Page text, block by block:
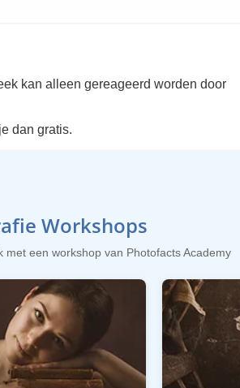
kan alleen gereageerd worden door
je dan gratis.
Workshops
een workshop van Photofacts Academy